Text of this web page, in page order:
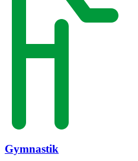
Gymnastik